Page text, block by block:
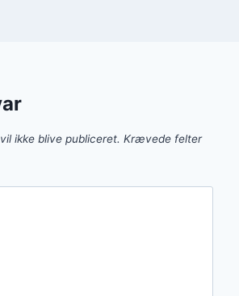
ikke blive publiceret. Krævede felter